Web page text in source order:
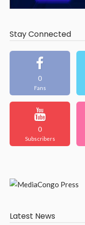
Stay Connected
0
Fans
0
Subscribers
Latest News